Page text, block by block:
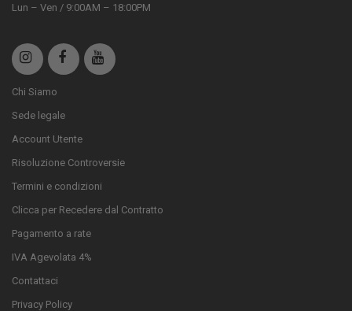
Lun – Ven / 9:00AM – 18:00PM
Chi Siamo
Sede legale
Account Utente
Risoluzione Controversie
Termini e condizioni
Clicca per Recedere dal Contratto
Pagamento a rate
IVA Agevolata 4%
Contattaci
Privacy Policy